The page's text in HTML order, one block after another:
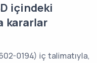
içindeki
kararlar
0194) iç talimatıyla,